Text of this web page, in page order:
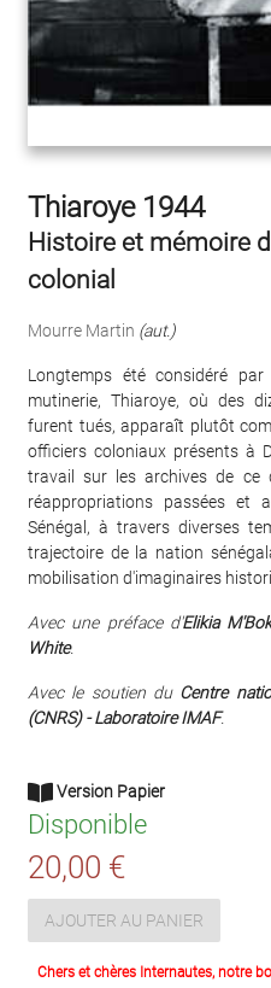
Thiaroye 1944
Histoire et mémoire
colonial
Mourre Martin (aut.)
Longtemps été considéré
mutinerie, Thiaroye, où des
furent tués, apparaît plutôt
officiers coloniaux présents à
travail sur les archives de ce
réappropriations passées et
Sénégal, à travers diverses
trajectoire de la nation
mobilisation d'imaginaires
Avec une préface d'Elikia
White.
Avec le soutien du Centre
(CNRS) - Laboratoire IMAF.
Version Papier
Disponible
20,00 €
AJOUTER AU PANIER
Chers et chères Internautes, notre